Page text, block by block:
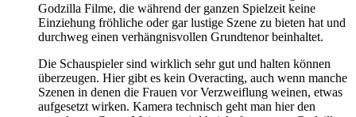
Godzilla Filme, die während der ganzen Spielzeit keine
Einziehung fröhliche oder gar lustige Szene zu bieten hat und
durchweg einen verhängnisvollen Grundtenor beinhaltet.
Die Schauspieler sind wirklich sehr gut und halten können
überzeugen. Hier gibt es kein Overacting, auch wenn manche
Szenen in denen die Frauen vor Verzweiflung weinen, etwas
aufgesetzt wirken. Kamera technisch geht man hier den